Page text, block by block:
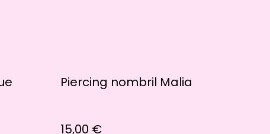
Piercing nombril Malia
15,00 €